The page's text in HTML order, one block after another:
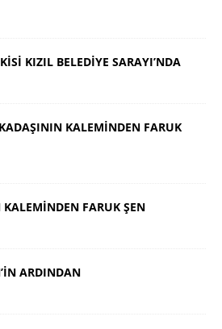
KIZIL BELEDİYE SARAYI’NDA
KALEMİNDEN FARUK
FARUK ŞEN
ARDINDAN